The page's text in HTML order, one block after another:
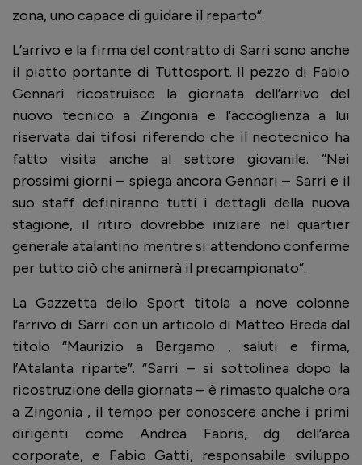
zona, uno capace di guidare il reparto”.
L’arrivo e la firma del contratto di Sarri sono anche
il piatto portante di Tuttosport. Il pezzo di Fabio
Gennari ricostruisce la giornata dell’arrivo del
nuovo tecnico a Zingonia e l’accoglienza a lui
riservata dai tifosi riferendo che il neotecnico ha
fatto visita anche al settore giovanile. “Nei
prossimi giorni – spiega ancora Gennari – Sarri e il
suo staff definiranno tutti i dettagli della nuova
stagione, il ritiro dovrebbe iniziare nel quartier
generale atalantino mentre si attendono conferme
per tutto ciò che animerà il precampionato”.
La Gazzetta dello Sport titola a nove colonne
l’arrivo di Sarri con un articolo di Matteo Breda dal
titolo “Maurizio a Bergamo , saluti e firma,
l’Atalanta riparte”. “Sarri – si sottolinea dopo la
ricostruzione della giornata – è rimasto qualche ora
a Zingonia , il tempo per conoscere anche i primi
dirigenti come Andrea Fabris, dg dell’area
corporate, e Fabio Gatti, responsabile sviluppo